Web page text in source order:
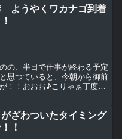
ようやくワカナゴ到着
の、半日で仕事が終わる予定
思つていると、今朝から御前
！！おおお♪こりゃぁ丁度午
ざわついたタイミング
！